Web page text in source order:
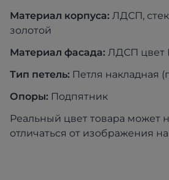
Материал корпуса: ЛДСП,
золотой
Материал фасада: ЛДСП цвет
Тип петель: Петля накладная
Опоры: Подпятник
Реальный цвет товара может
отличаться от изображения